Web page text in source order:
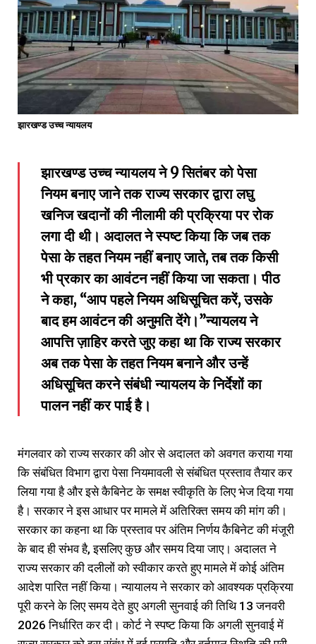
झारखण्ड उच्च न्यायलय
झारखण्ड उच्च न्यायलय ने 9 सितंबर को पेसा
नियम बनाए जाने तक राज्य सरकार द्वारा लघु
खनिज खदानों की नीलामी की प्रक्रिया पर रोक
लगा दी थी। अदालत ने स्पष्ट किया कि जब तक
पेसा के तहत नियम नहीं बनाए जाते, तब तक किसी
भी प्रकार का आवंटन नहीं किया जा सकता। पीठ
ने कहा, “आप पहले नियम अधिसूचित करें, उसके
बाद हम आवंटन की अनुमति देंगे।”न्यायलय ने
आपत्ति ज़ाहिर करते जुए कहा था कि राज्य सरकार
अब तक पेसा के तहत नियम बनाने और उन्हें
अधिसूचित करने संबंधी न्यायलय के निर्देशों का
पालन नहीं कर पाई है।
मंगलवार को राज्य सरकार की ओर से अदालत को अवगत कराया गया
कि संबंधित विभाग द्वारा पेसा नियमावली से संबंधित प्रस्ताव तैयार कर
लिया गया है और इसे कैबिनेट के समक्ष स्वीकृति के लिए भेज दिया गया
है। सरकार ने इस आधार पर मामले में अतिरिक्त समय की मांग की।
सरकार का कहना था कि प्रस्ताव पर अंतिम निर्णय कैबिनेट की मंजूरी
के बाद ही संभव है, इसलिए कुछ और समय दिया जाए। अदालत ने
राज्य सरकार की दलीलों को स्वीकार करते हुए मामले में कोई अंतिम
आदेश पारित नहीं किया। न्यायालय ने सरकार को आवश्यक प्रक्रिया
पूरी करने के लिए समय देते हुए अगली सुनवाई की तिथि 13 जनवरी
2026 निर्धारित कर दी। कोर्ट ने स्पष्ट किया कि अगली सुनवाई में